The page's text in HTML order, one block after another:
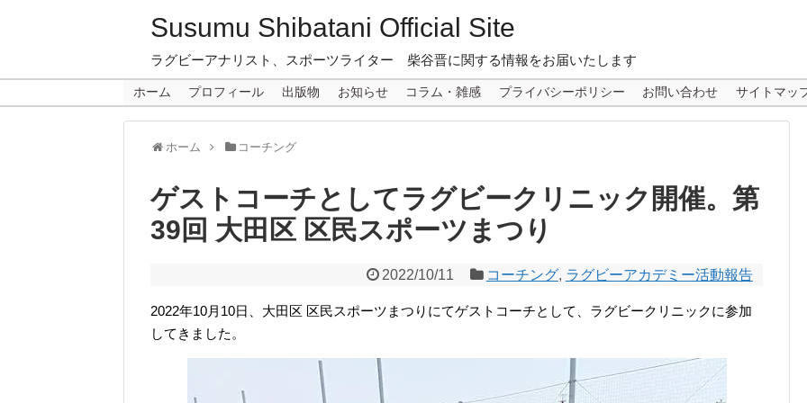
Susumu Shibatani Official Site
ラグビーアナリスト、スポーツライター 柴谷晋に関する情報をお届いたします
ホーム プロフィール 出版物 お知らせ コラム・雑感 プライバシーポリシー お問い合わせ サイトマッ
ホーム コーチング
ゲストコーチとしてラグビークリニック開催。第
39回 大田区 区民スポーツまつり
2022/10/11 コーチング, ラグビーアカデミー活動報告
2022年10月10日、大田区 区民スポーツまつりにてゲストコーチとして、ラグビークリニックに参加
してきました。